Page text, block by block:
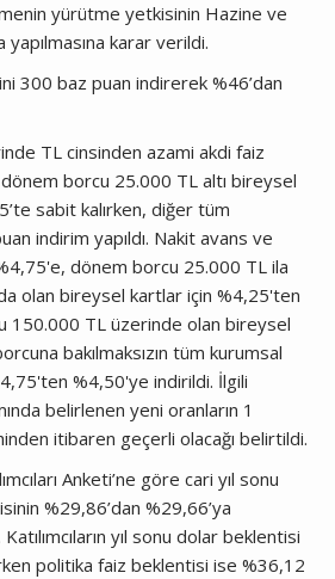
yürütme yetkisinin Hazine ve
yapılmasına karar verildi.
300 baz puan indirerek %46’dan
TL cinsinden azami akdi faiz
borcu 25.000 TL altı bireysel
sabit kalırken, diğer tüm
indirim yapıldı. Nakit avans ve
dönem borcu 25.000 TL ila
olan bireysel kartlar için %4,25'ten
150.000 TL üzerinde olan bireysel
bakılmaksızın tüm kurumsal
%4,50'ye indirildi. İlgili
belirlenen yeni oranların 1
itibaren geçerli olacağı belirtildi.
Anketi’ne göre cari yıl sonu
%29,86’dan %29,66’ya
yıl sonu dolar beklentisi
politika faiz beklentisi ise %36,12